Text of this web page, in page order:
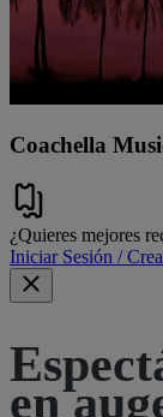
Coachella
¿Quieres mejores
Iniciar Sesión /
en